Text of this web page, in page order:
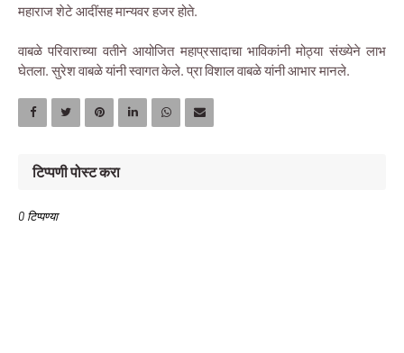
महाराज शेटे आदींसह मान्यवर हजर होते.
वाबळे परिवाराच्या वतीने आयोजित महाप्रसादाचा भाविकांनी मोठ्या संख्येने लाभ
घेतला. सुरेश वाबळे यांनी स्वागत केले. प्रा विशाल वाबळे यांनी आभार मानले.
टिप्पणी पोस्ट करा
0 टिप्पण्या